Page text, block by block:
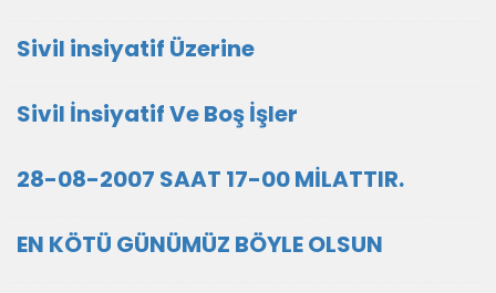
Sivil insiyatif Üzerine
Sivil İnsiyatif Ve Boş İşler
28-08-2007 SAAT 17-00 MİLATTIR.
EN KÖTÜ GÜNÜMÜZ BÖYLE OLSUN